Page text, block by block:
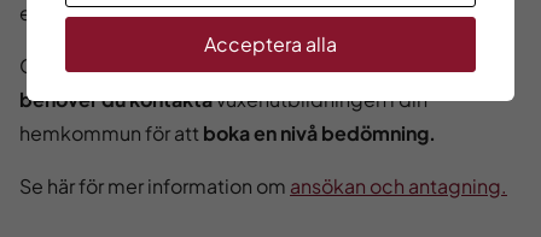
exkluderas från din utbildning.
Om du har tillräckliga kunskaper men saknar betyg så
behöver du kontaktavuxenutbildningen i din
hemkommun för attboka en nivå bedömning.
Se här för mer information om ansökan och antagning.
Acceptera alla